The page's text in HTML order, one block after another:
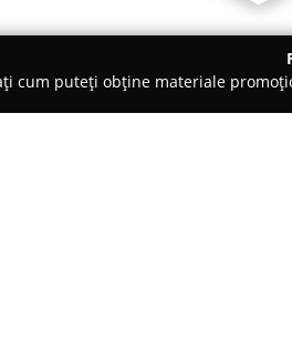
cum puteți obține materiale